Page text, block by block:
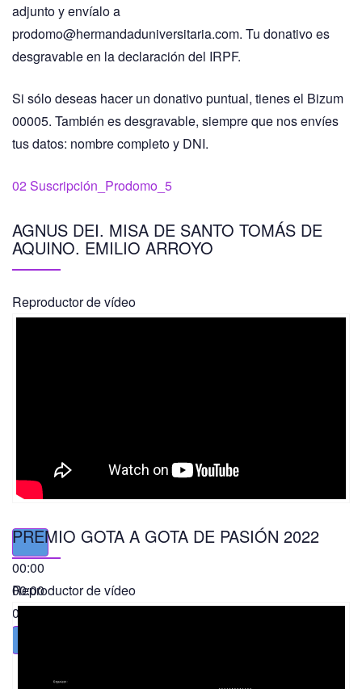
adjunto y envíalo a
prodomo@hermandaduniversitaria.com. Tu donativo es
desgravable en la declaración del IRPF.
Si sólo deseas hacer un donativo puntual, tienes el Bizum
00005. También es desgravable, siempre que nos envíes
tus datos: nombre completo y DNI.
02 Suscripción_Prodomo_5
AGNUS DEI. MISA DE SANTO TOMÁS DE
AQUINO. EMILIO ARROYO
Reproductor de vídeo
00:00
00:00
01:49
PREMIO GOTA A GOTA DE PASIÓN 2022
Reproductor de vídeo